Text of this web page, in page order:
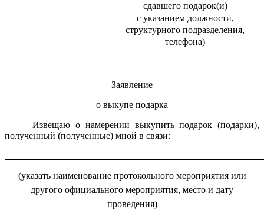
сдавшего подарок(и)
с указанием должности,
структурного подразделения,
телефона)
Заявление
о выкупе подарка
Извещаю о намерении выкупить подарок (подарки),
полученный (полученные) мной в связи:
(указать наименование протокольного мероприятия или
другого официального мероприятия, место и дату
проведения)